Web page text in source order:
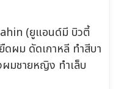
(ยูแอนด์มี บิวตี้
ผม ดัดเกาหลี ทำสีบา
มชายหญิง ทำเล็บ